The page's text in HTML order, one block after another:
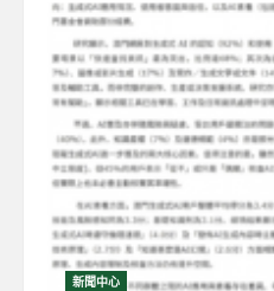
新聞中心